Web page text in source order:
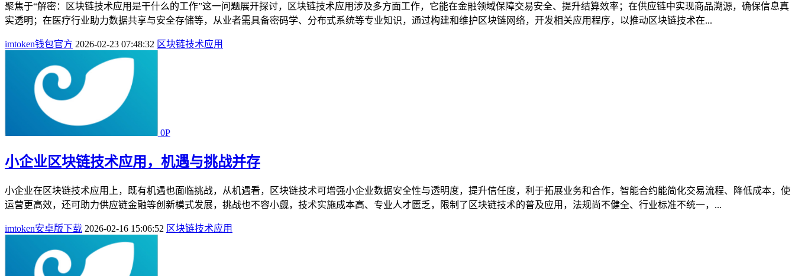
聚焦于“解密：区块链技术应用是干什么的工作”这一问题展开探讨，区块链技术应用涉及多方面工作，它能在金融领域保障交易安全、提升结算效率；在供应链中实现商品溯源，确保信息真
实透明；在医疗行业助力数据共享与安全存储等，从业者需具备密码学、分布式系统等专业知识，通过构建和维护区块链网络，开发相关应用程序，以推动区块链技术在...
imtoken钱包官方 2026-02-23 07:48:32 区块链技术应用
0P
小企业区块链技术应用，机遇与挑战并存
小企业在区块链技术应用上，既有机遇也面临挑战，从机遇看，区块链技术可增强小企业数据安全性与透明度，提升信任度，利于拓展业务和合作，智能合约能简化交易流程、降低成本，使
运营更高效，还可助力供应链金融等创新模式发展，挑战也不容小觑，技术实施成本高、专业人才匮乏，限制了区块链技术的普及应用，法规尚不健全、行业标准不统一，...
imtoken安卓版下载 2026-02-16 15:06:52 区块链技术应用